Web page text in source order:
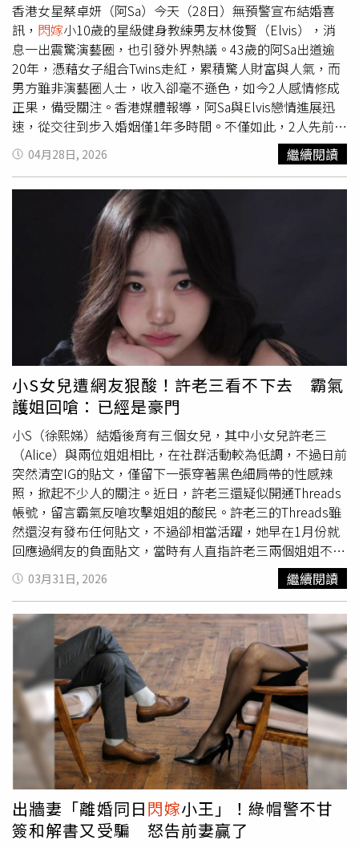
香港女星蔡卓妍（阿Sa）今天（28日）無預警宣布結婚喜
訊， 閃嫁小10歲的星級健身教練男友林俊賢（Elvis），消
息一出震驚演藝圈，也引發外界熱議。43歲的阿Sa出道逾
20年，憑藉女子組合Twins走紅，累積驚人財富與人氣，而
男方雖非演藝圈人士，收入卻毫不遜色，如今2人感情修成
正果，備受關注。香港媒體報導，阿Sa與Elvis戀情進展迅
速，從交往到步入婚姻僅1年多時間。不僅如此，2人先前就
已展開同居生活「試婚」，感情相當緊密。外界關注雙方財
力差距，Elvis雖非娛樂圈人士，但在健身界頗具名氣，於中
環擔任星級私人教練，並創辦健身中心，其私人課堂時薪高
達2,000港元（約新台幣8000元），月收入接近10萬港元
（約新台幣40萬元）。此外，林俊賢對自我要求甚高，工作
之餘仍持續進修網球等運動項目，生活態度積極上進。至於
阿Sa，她早年出道即爆紅，多年來投資有道，被外界視為娛
樂圈「小富婆」。她偏好投資房地產保值，名下至少持有5
項物業，包括紅山半島、海濱南岸、慧莉苑及玫林別墅等豪
宅，資產早已突破億元港幣。據了解，阿Sa將所有收租事務
交由母親打理，僅租金收入每月就高達約20萬港元（約新台
幣80萬元），財力雄厚。其中，位於跑馬地的慧莉苑頂層複
式戶，曾是她與舊愛陳偉霆的昔日愛巢。該單位實用面積達
1,184平方呎，屬3房連傭人房設計，附設私人天台並可遠眺
馬場景觀，條件優越。回顧2人戀情，阿Sa於2025年開始與
Elvis交往，曾在七夕情人節一同現身林家謙的演唱會。今年
1月，她出席活動時首度公開戀情，3月更透露已帶男友見家
長，並獲得母親認可。好友馬天佑亦曾透露，阿Sa戀愛期間
狀態甜蜜，「開心得像小朋友」。
04月28日, 2026 繼續閱讀
小S女兒遭網友狠酸！許老三看不下去 霸氣
護姐回嗆：已經是豪門
小S（徐熙娣）結婚後育有三個女兒，其中小女兒許老三
（Alice）與兩位姐姐相比，在社群活動較為低調，不過日前
突然清空IG的貼文，僅留下一張穿著黑色細肩帶的性感辣
照，掀起不少人的關注。近日，許老三還疑似開通Threads
帳號，留言霸氣反嗆攻擊姐姐的酸民。許老三的Threads雖
然還沒有發布任何貼文，不過卻相當活躍，她早在1月份就
回應過網友的負面貼文，當時有人直指許老三兩個姐姐不讀
書，妄想嫁入豪門，許老三見狀則反擊「嫁入豪門？抱歉，
已經是了」，霸氣反擊對方。除此之外，許老三還現身回覆
有著「追星阿伯」稱號的童榮地的貼文，只見對方透過社群
分享一張多年前跟小S的合照，引來2.5萬名網友按讚朝聖，
網友一度歪樓討論起小S當年的穿搭，而許老三則留言表示
「那是我耶」，認證小S手中牽的女孩正是自己。疑似許老
三現蹤Threads，霸氣回嗆網友。（圖／翻攝自
Threads） 更多三立新聞網報導． 少時Tiffany不藏了！認愛
2個月閃嫁婆媳「真實互動」首度曝光． 本土樂團主唱不
幹了！宣布「轉行當機師」 最新近況曝光了． 女星突宣
布二婚喜訊！證實「帶球嫁」 小8歲尪「身分曝光」震驚
03月31日, 2026 繼續閱讀
出牆妻「離婚同日閃嫁小王」！綠帽警不甘
簽和解書又受騙 怒告前妻贏了